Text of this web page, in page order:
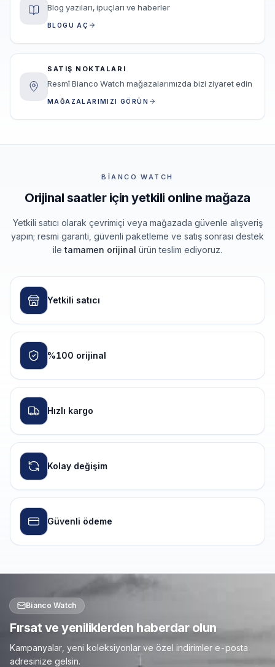
Blog yazıları, ipuçları ve haberler
BLOGU AÇ
SATIŞ NOKTALARI
Resmî Bianco Watch mağazalarımızda bizi ziyaret edin
MAĞAZALARIMIZI GÖRÜN
BIANCO WATCH
Orijinal saatler için yetkili online mağaza
Yetkili satıcı olarak çevrimiçi veya mağazada güvenle alışveriş
yapın; resmi garanti, güvenli paketleme ve satış sonrası destek
ile tamamen orijinal ürün teslim ediyoruz.
Yetkili satıcı
%100 orijinal
Hızlı kargo
Kolay değişim
Güvenli ödeme
Bianco Watch
Fırsat ve yeniliklerden haberdar olun
Kampanyalar, yeni koleksiyonlar ve özel indirimler e-posta
adresinize gelsin.